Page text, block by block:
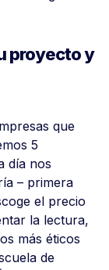
proyecto y
que
5
día nos
– primera
el precio
la lectura,
más éticos
de